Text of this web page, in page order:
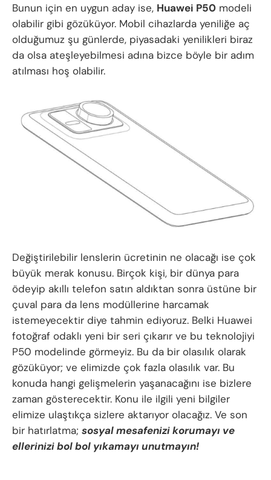
Bunun için en uygun aday ise, Huawei P50 modeli
olabilir gibi gözüküyor. Mobil cihazlarda yeniliğe aç
olduğumuz şu günlerde, piyasadaki yenilikleri biraz
da olsa ateşleyebilmesi adına bizce böyle bir adım
atılması hoş olabilir.
Değiştirilebilir lenslerin ücretinin ne olacağı ise çok
büyük merak konusu. Birçok kişi, bir dünya para
ödeyip akıllı telefon satın aldıktan sonra üstüne bir
çuval para da lens modüllerine harcamak
istemeyecektir diye tahmin ediyoruz. Belki Huawei
fotoğraf odaklı yeni bir seri çıkarır ve bu teknolojiyi
P50 modelinde görmeyiz. Bu da bir olasılık olarak
gözüküyor; ve elimizde çok fazla olasılık var. Bu
konuda hangi gelişmelerin yaşanacağını ise bizlere
zaman gösterecektir. Konu ile ilgili yeni bilgiler
elimize ulaştıkça sizlere aktarıyor olacağız. Ve son
bir hatırlatma; sosyal mesafenizi korumayı ve
ellerinizi bol bol yıkamayı unutmayın!